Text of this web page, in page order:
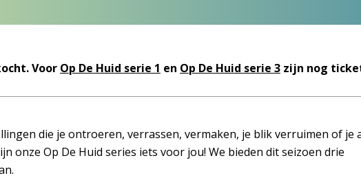
Voor Op De Huid serie 1 en Op De Huid serie 3 zijn nog
die je ontroeren, verrassen, vermaken, je blik verruimen of je
onze Op De Huid series iets voor jou! We bieden dit seizoen drie